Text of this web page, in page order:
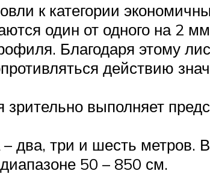
к категории
один от одного на 2
Благодаря этому
действию
выполняет
два, три и шесть метров.
50 – 850 см.